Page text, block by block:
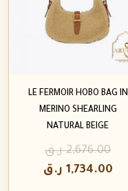
LE FERMOIR HOBO BAG IN
MERINO SHEARLING
NATURAL BEIGE
2,676.00 ر.ق
1,734.00 ر.ق